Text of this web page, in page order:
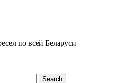
по всей Беларуси